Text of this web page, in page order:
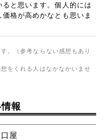
と思います。個人的には
格が高めかなとも思いま
。（参考ならない感想もあり
をくれる人はなかなかいませ
報
屋